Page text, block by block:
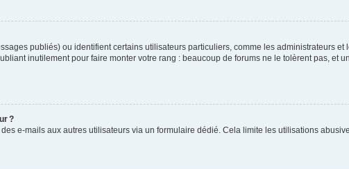
publiés) ou identifient certains utilisateurs particuliers, comme les administrateurs et
inutilement pour faire monter votre rang : beaucoup de forums ne le tolèrent pas, et
?
e-mails aux autres utilisateurs via un formulaire dédié. Cela limite les utilisations